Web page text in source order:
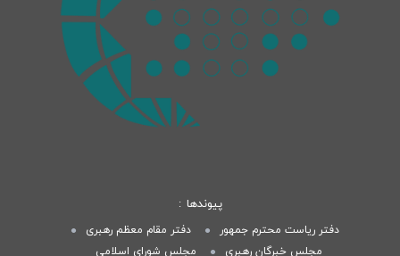
پیوندها
دفتر ریاست محترم جمهور
دفتر مقام معظم رهبری
مجلس خبرگان رهبری
مجلس شورای اسلامی